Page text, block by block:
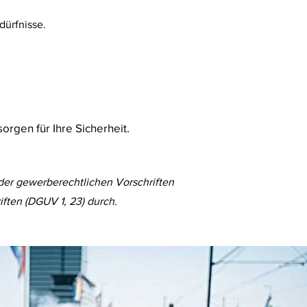
für Ihre Sicherheit.
gewerberechtlichen Vorschriften
(DGUV 1, 23) durch.